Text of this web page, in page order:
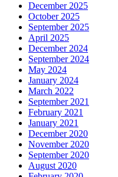
December 2025
October 2025
September 2025
April 2025
December 2024
September 2024
May 2024
January 2024
March 2022
September 2021
February 2021
January 2021
December 2020
November 2020
September 2020
August 2020